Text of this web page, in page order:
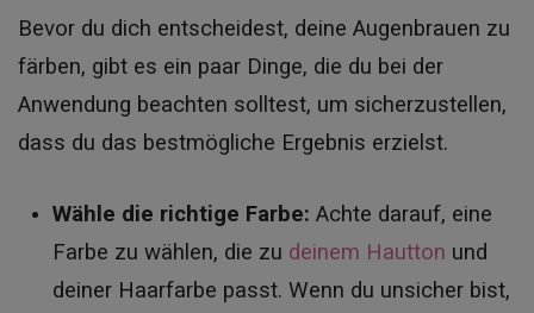
Bevor du dich entscheidest, deine Augenbrauen zu
färben, gibt es ein paar Dinge, die du bei der
Anwendung beachten solltest, um sicherzustellen,
dass du das bestmögliche Ergebnis erzielst.
Wähle die richtige Farbe: Achte darauf, eine
Farbe zu wählen, die zu deinem Hautton und
deiner Haarfarbe passt. Wenn du unsicher bist,